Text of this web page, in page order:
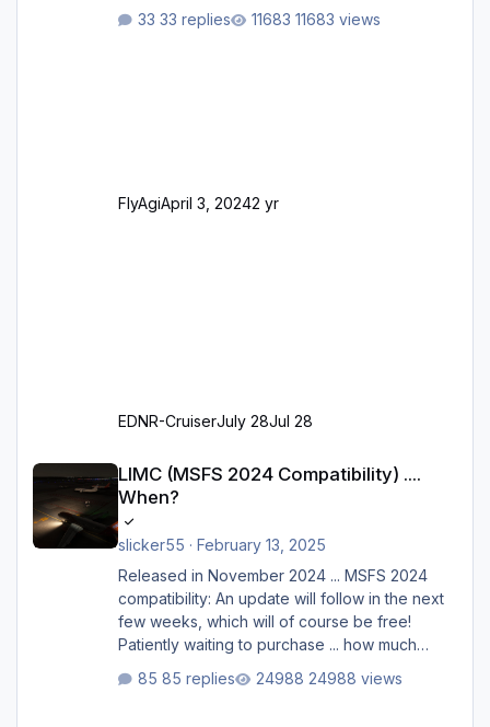
Bodenmarkierungen (der Flughafen sollte
33 replies 11683 views
FlyAgiApril 3, 20242 yr
EDNR-CruiserJuly 28Jul 28
LIMC (MSFS 2024 Compatibility) .... When?
LIMC (MSFS 2024 Compatibility) ....
When?
slicker55 · February 13, 2025
Released in November 2024 ... MSFS 2024
compatibility: An update will follow in the next
few weeks, which will of course be free!
Patiently waiting to purchase ... how much
85 replies 24988 views